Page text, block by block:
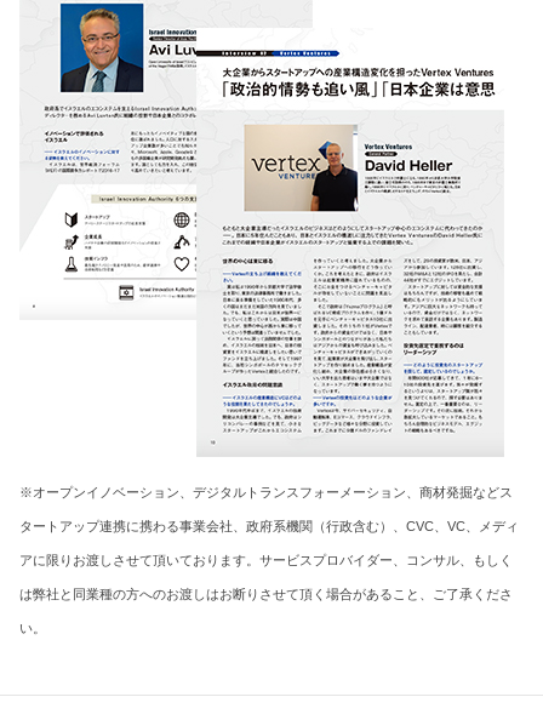
※オープンイノベーション、デジタルトランスフォーメーション、商材発掘などス
タートアップ連携に携わる事業会社、政府系機関（行政含む）、CVC、VC、メディ
アに限りお渡しさせて頂いております。サービスプロバイダー、コンサル、もしく
は弊社と同業種の方へのお渡しはお断りさせて頂く場合があること、ご了承くださ
い。